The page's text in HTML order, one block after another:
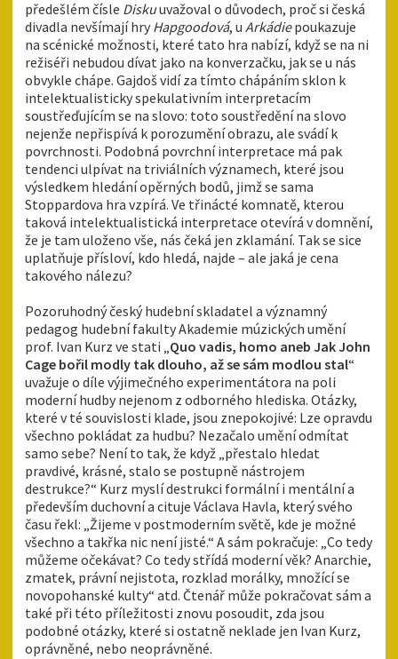
předešlém čísle Diskuuvažoval o důvodech, proč si česká
divadla nevšímají hry Hapgoodová, u Arkádiepoukazuje
na scénické možnosti, které tato hra nabízí, když se na ni
režiséři nebudou dívat jako na konverzačku, jak se u nás
obvykle chápe. Gajdoš vidí za tímto chápáním sklon k
intelektualisticky spekulativním interpretacím
soustřeďujícím se na slovo: toto soustředění na slovo
nejenže nepřispívá k porozumění obrazu, ale svádí k
povrchnosti. Podobná povrchní interpretace má pak
tendenci ulpívat na triviálních významech, které jsou
výsledkem hledání opěrných bodů, jimž se sama
Stoppardova hra vzpírá. Ve třinácté komnatě, kterou
taková intelektualistická interpretace otevírá v domnění,
že je tam uloženo vše, nás čeká jen zklamání. Tak se sice
uplatňuje přísloví, kdo hledá, najde – ale jaká je cena
takového nálezu?
Pozoruhodný český hudební skladatel a významný
pedagog hudební fakulty Akademie múzických umění
prof. Ivan Kurz ve stati „Quo vadis, homo aneb Jak John
Cage bořil modly tak dlouho, až se sám modlou stal“
uvažuje o díle výjimečného experimentátora na poli
moderní hudby nejenom z odborného hlediska. Otázky,
které v té souvislosti klade, jsou znepokojivé: Lze opravdu
všechno pokládat za hudbu? Nezačalo umění odmítat
samo sebe? Není to tak, že když „přestalo hledat
pravdivé, krásné, stalo se postupně nástrojem
destrukce?“ Kurz myslí destrukci formální i mentální a
především duchovní a cituje Václava Havla, který svého
času řekl: „Žijeme v postmoderním světě, kde je možné
všechno a takřka nic není jisté.“ A sám pokračuje: „Co tedy
můžeme očekávat? Co tedy střídá moderní věk? Anarchie,
zmatek, právní nejistota, rozklad morálky, množící se
novopohanské kulty“ atd. Čtenář může pokračovat sám a
také při této příležitosti znovu posoudit, zda jsou
podobné otázky, které si ostatně neklade jen Ivan Kurz,
oprávněné, nebo neoprávněné.